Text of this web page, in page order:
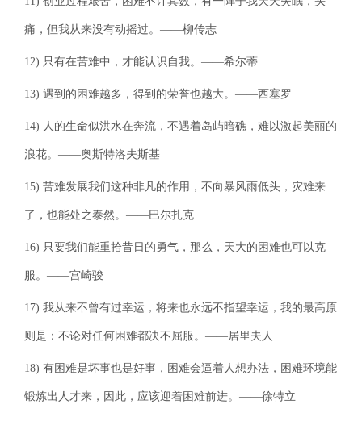
痛，但我从来没有动摇过。——柳传志
12) 只有在苦难中，才能认识自我。——希尔蒂
13) 遇到的困难越多，得到的荣誉也越大。——西塞罗
14) 人的生命似洪水在奔流，不遇着岛屿暗礁，难以激起美丽的
浪花。——奥斯特洛夫斯基
15) 苦难发展我们这种非凡的作用，不向暴风雨低头，灾难来
了，也能处之泰然。——巴尔扎克
16) 只要我们能重拾昔日的勇气，那么，天大的困难也可以克
服。——宫崎骏
17) 我从来不曾有过幸运，将来也永远不指望幸运，我的最高原
则是：不论对任何困难都决不屈服。——居里夫人
18) 有困难是坏事也是好事，困难会逼着人想办法，困难环境能
锻炼出人才来，因此，应该迎着困难前进。——徐特立